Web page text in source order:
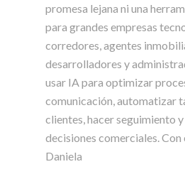
promesa lejana ni una
para grandes empresas
corredores, agentes
desarrolladores y
usar IA para optimizar
comunicación, automatizar
clientes, hacer seguimiento
decisiones comerciales. Con
Daniela